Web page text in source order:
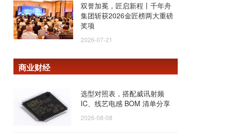
双誉加冕，匠启新程丨千年舟
集团斩获2026金匠榜两大重磅
奖项
2026-07-21
商业财经
选型对照表，搭配威讯射频
IC、线艺电感 BOM 清单分享
2026-08-08